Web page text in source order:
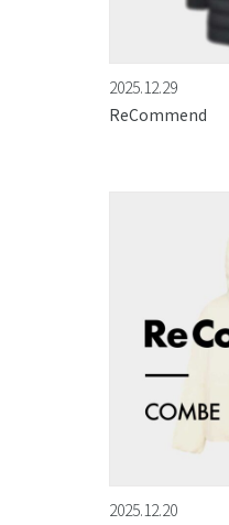
2025.12.29
ReCommend
2025.12.20